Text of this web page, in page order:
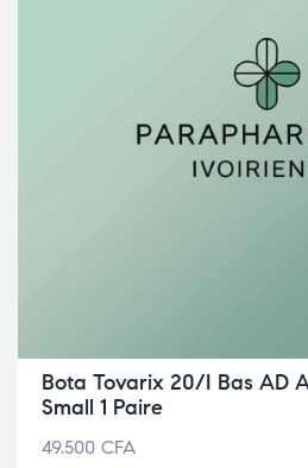
Bota Tovarix 20/I Bas AD
Small 1 Paire
49.500 CFA